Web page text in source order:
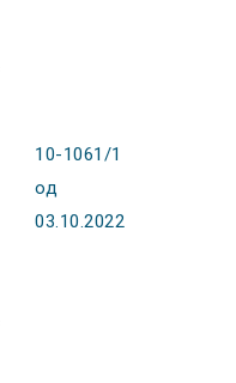
10-1061/1
од
03.10.2022